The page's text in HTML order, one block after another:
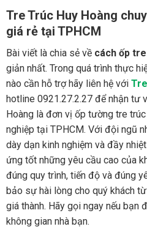
Tre Trúc Huy Hoàng
giá rẻ tại TPHCM
Bài viết là chia sẻ về cách ốp
giản nhất. Trong quá trình thực
nào cần hỗ trợ hãy liên hệ với
hotline 0921.27.2.27 để nhận tư
Hoàng là đơn vị ốp tường tre
nghiệp tại TPHCM. Với đội ngũ
dày dạn kinh nghiệm và đầy
ứng tốt những yêu cầu cao của
đúng quy trình, tiến độ và đúng
bảo sự hài lòng cho quý khách
giá thành. Hãy gọi ngay nếu bạn
không gian nhà bạn.